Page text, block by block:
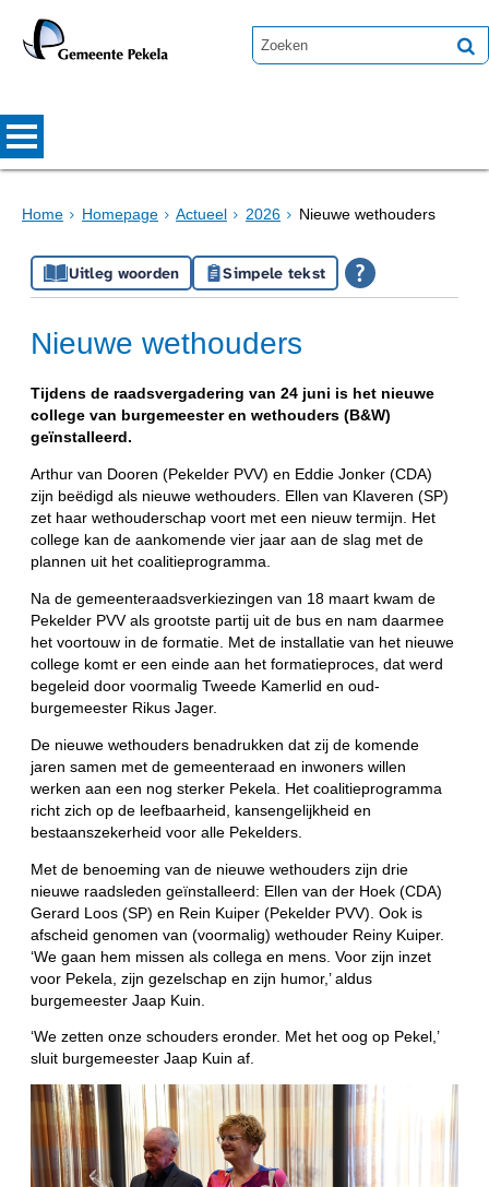
Home Homepage Actueel 2026 Nieuwe wethouders
Uitleg woorden Simpele tekst
Nieuwe wethouders
Tijdens de raadsvergadering van 24 juni is het nieuwe
college van burgemeester en wethouders (B&W)
geïnstalleerd.
Arthur van Dooren (Pekelder PVV) en Eddie Jonker (CDA)
zijn beëdigd als nieuwe wethouders. Ellen van Klaveren (SP)
zet haar wethouderschap voort met een nieuw termijn. Het
college kan de aankomende vier jaar aan de slag met de
plannen uit het coalitieprogramma.
Na de gemeenteraadsverkiezingen van 18 maart kwam de
Pekelder PVV als grootste partij uit de bus en nam daarmee
het voortouw in de formatie. Met de installatie van het nieuwe
college komt er een einde aan het formatieproces, dat werd
begeleid door voormalig Tweede Kamerlid en oud-
burgemeester Rikus Jager.
De nieuwe wethouders benadrukken dat zij de komende
jaren samen met de gemeenteraad en inwoners willen
werken aan een nog sterker Pekela. Het coalitieprogramma
richt zich op de leefbaarheid, kansengelijkheid en
bestaanszekerheid voor alle Pekelders.
Met de benoeming van de nieuwe wethouders zijn drie
nieuwe raadsleden geïnstalleerd: Ellen van der Hoek (CDA)
Gerard Loos (SP) en Rein Kuiper (Pekelder PVV). Ook is
afscheid genomen van (voormalig) wethouder Reiny Kuiper.
‘We gaan hem missen als collega en mens. Voor zijn inzet
voor Pekela, zijn gezelschap en zijn humor,’ aldus
burgemeester Jaap Kuin.
‘We zetten onze schouders eronder. Met het oog op Pekel,’
sluit burgemeester Jaap Kuin af.